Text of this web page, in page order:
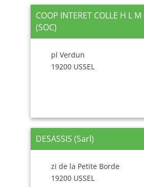
COOP INTERET COLLE H L M
(SOC)
pl Verdun
19200 USSEL
DESASSIS (Sarl)
zi de la Petite Borde
19200 USSEL